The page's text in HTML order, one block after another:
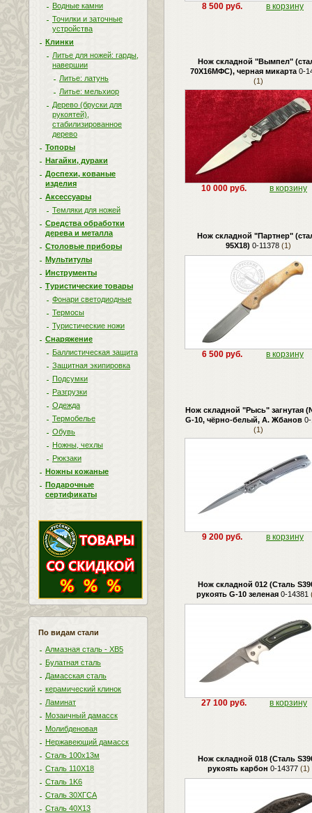
Водные камни
Точилки и заточные
устройства
Клинки
Литье для ножей: гарды,
навершии
Литье: латунь
Литье: мельхиор
Дерево (бруски для
рукоятей),
стабилизированное
дерево
Топоры
Нагайки, дураки
Доспехи, кованые
изделия
Аксессуары
Темляки для ножей
Средства обработки
дерева и металла
Столовые приборы
Мультитулы
Инструменты
Туристические товары
Фонари светодиодные
Термосы
Туристические ножи
Снаряжение
Баллистическая защита
Защитная экипировка
Подсумки
Разгрузки
Одежда
Термобелье
Обувь
Ножны, чехлы
Рюкзаки
Ножны кожаные
Подарочные
сертификаты
По видам стали
Алмазная сталь - ХВ5
Булатная сталь
Дамасская сталь
керамический клинок
Ламинат
Мозаичный дамасск
Молибденовая
Нержавеющий дамасск
Сталь 100х13м
Сталь 110Х18
Сталь 1K6
Сталь 30ХГСА
Сталь 40Х13
8 500 руб. в корзину
Нож складной "Вымпел"
70Х16МФС), черная микарта 0-
(1)
10 000 руб. в корзину
Нож складной "Партнер"
95Х18) 0-11378 (1)
6 500 руб. в корзину
Нож складной "Рысь" загнутая
G-10, чёрно-белый, А. Жбанов0-
(1)
9 200 руб. в корзину
Нож складной 012 (Сталь
рукоять G-10 зеленая 0-14381
27 100 руб. в корзину
Нож складной 018 (Сталь
рукоять карбон 0-14377(1)